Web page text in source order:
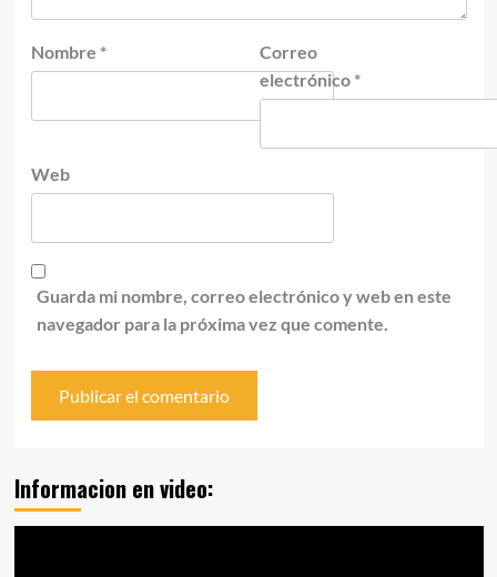
Nombre *
Correo
electrónico *
Web
Guarda mi nombre, correo electrónico y web en este
navegador para la próxima vez que comente.
Informacion en video: